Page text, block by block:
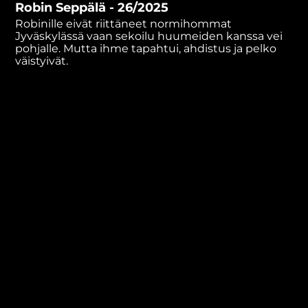
minutes,
32
seconds
Robin Seppälä - 26/2025
Robinille eivät riittäneet normihommat
Jyväskylässä vaan sekoilu huumeiden kanssa vei
pohjalle. Mutta ihme tapahtui, ahdistus ja pelko
väistyivät.